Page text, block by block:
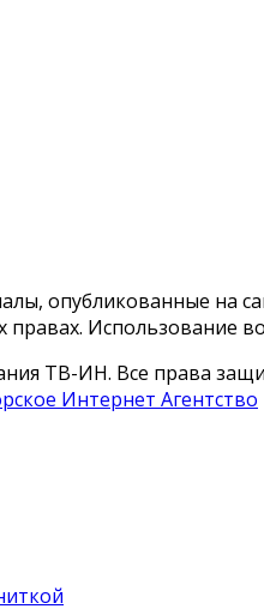
опубликованные на
Использование
ТВ-ИН. Все права
Интернет Агентство